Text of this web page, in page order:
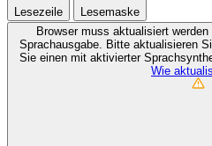
Lesezeile
Lesemaske
Browser muss aktualisiert werden
Sprachausgabe. Bitte aktualisieren
Sie einen mit aktivierter
Wie